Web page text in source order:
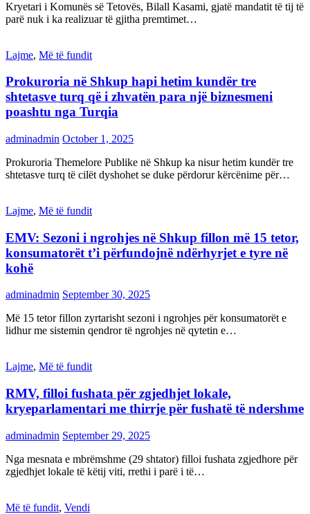
Kryetari i Komunës së Tetovës, Bilall Kasami, gjatë mandatit të tij të
parë nuk i ka realizuar të gjitha premtimet…
Lajme, Më të fundit
Prokuroria në Shkup hapi hetim kundër tre
shtetasve turq që i zhvatën para një biznesmeni
poashtu nga Turqia
adminadmin October 1, 2025
Prokuroria Themelore Publike në Shkup ka nisur hetim kundër tre
shtetasve turq të cilët dyshohet se duke përdorur kërcënime për…
Lajme, Më të fundit
EMV: Sezoni i ngrohjes në Shkup fillon më 15 tetor,
konsumatorët t’i përfundojnë ndërhyrjet e tyre në
kohë
adminadmin September 30, 2025
Më 15 tetor fillon zyrtarisht sezoni i ngrohjes për konsumatorët e
lidhur me sistemin qendror të ngrohjes në qytetin e…
Lajme, Më të fundit
RMV, filloi fushata për zgjedhjet lokale,
kryeparlamentari me thirrje për fushatë të ndershme
adminadmin September 29, 2025
Nga mesnata e mbrëmshme (29 shtator) filloi fushata zgjedhore për
zgjedhjet lokale të këtij viti, rrethi i parë i të…
Më të fundit, Vendi